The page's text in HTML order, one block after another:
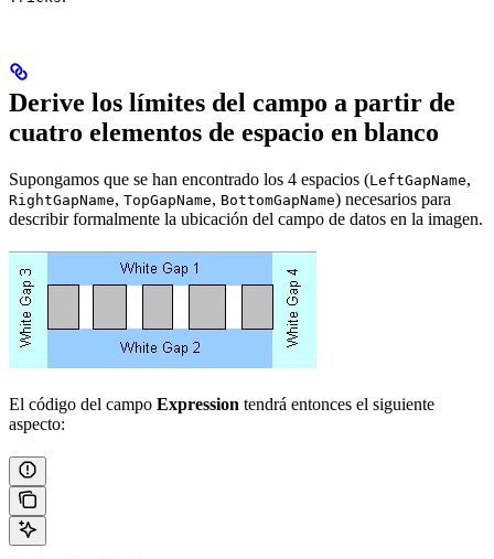
Derive los límites del campo a partir de
cuatro elementos de espacio en blanco
Supongamos que se han encontrado los 4 espacios (LeftGapName,
RightGapName, TopGapName, BottomGapName) necesarios para
describir formalmente la ubicación del campo de datos en la imagen.
El código del campo Expression tendrá entonces el siguiente
aspecto: